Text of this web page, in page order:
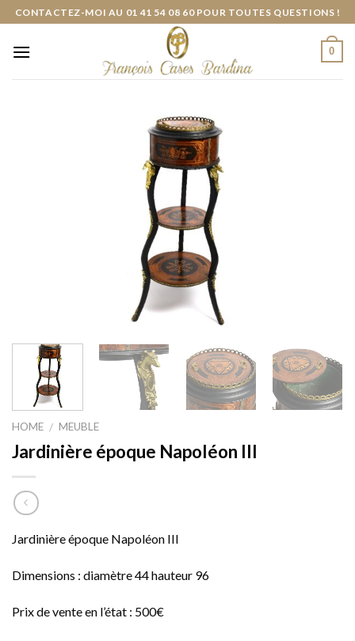
Skip
content
CONTACTEZ-MOI AU 01 41 54 08 60 POUR TOUTES QUESTIONS !
0
HOME / MEUBLE
Jardinière époque Napoléon III
Jardinière époque Napoléon III
Dimensions : diamètre 44 hauteur 96
Prix de vente en l’état : 500€